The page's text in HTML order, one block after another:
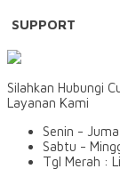
SUPPORT
Silahkan Hubungi
Layanan Kami
Senin -
Sabtu -
Tgl Merah :